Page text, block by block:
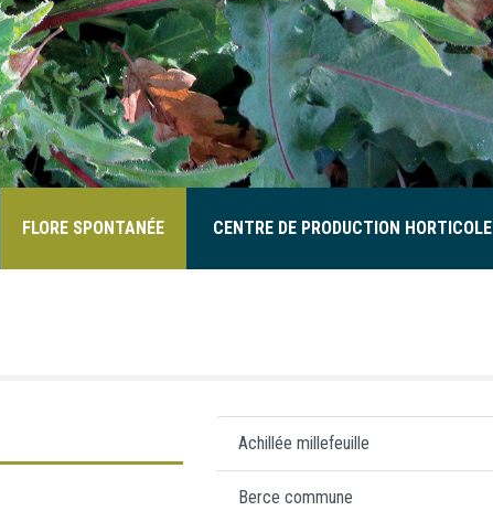
FLORE SPONTANÉE CENTRE DE PRODUCTION HORTICOLE
Achillée millefeuille
Berce commune